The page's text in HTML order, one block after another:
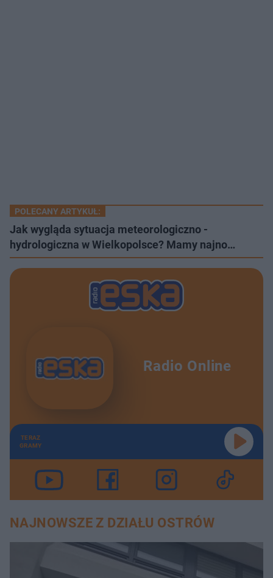
POLECANY ARTYKUŁ:
Jak wygląda sytuacja meteorologiczno -
hydrologiczna w Wielkopolsce? Mamy najno…
Radio Online
TERAZ
GRAMY
NAJNOWSZE Z DZIAŁU OSTRÓW